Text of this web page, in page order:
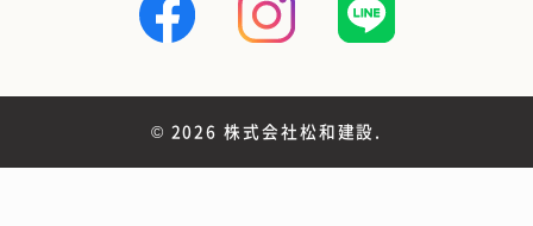
© 2026 株式会社松和建設.